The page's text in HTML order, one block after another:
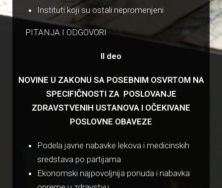
Instituti koji su ostali nepromenjeni
PITANJA I ODGOVORI
II deo
NOVINE U ZAKONU SA POSEBNIM OSVRTOM NA
SPECIFIČNOSTI ZA POSLOVANJE
ZDRAVSTVENIH USTANOVA I OČEKIVANE
POSLOVNE OBAVEZE
Podela javne nabavke lekova i medicinskih
sredstava po partijama
Ekonomski najpovoljnija ponuda i nabavka